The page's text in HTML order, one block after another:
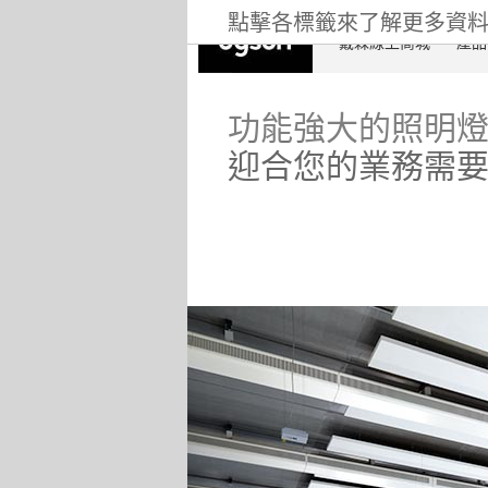
戴森線上商城 產品
功能強大的照明燈
迎合您的業務需要
點擊各標籤來了解更多資料